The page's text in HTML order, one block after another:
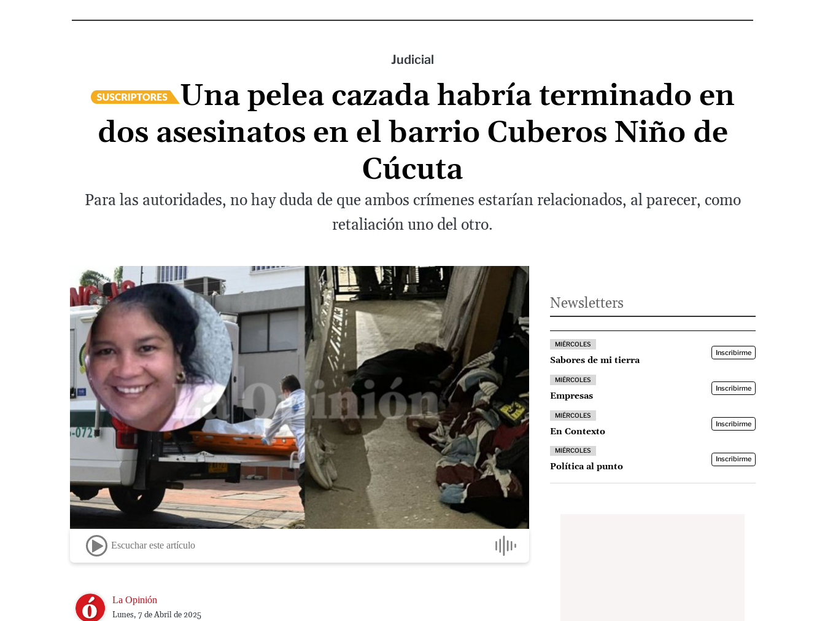
Judicial
Una pelea cazada habría terminado en
dos asesinatos en el barrio Cuberos Niño de
Cúcuta
Para las autoridades, no hay duda de que ambos crímenes estarían relacionados, al parecer, como
retaliación uno del otro.
Escuchar este artículo
Image La Opinión
Lunes, 7 de Abril de 2025
Newsletters
MIÉRCOLES
Sabores de mi tierra
Inscribirme
MIÉRCOLES
Empresas
Inscribirme
MIÉRCOLES
En Contexto
Inscribirme
MIÉRCOLES
Política al punto
Inscribirme